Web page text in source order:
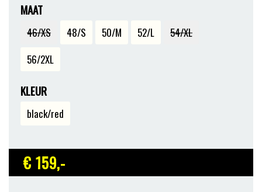
MAAT
46/XS 48/S 50/M 52/L
54/XL
56/2XL
KLEUR
black/red
€ 159,-